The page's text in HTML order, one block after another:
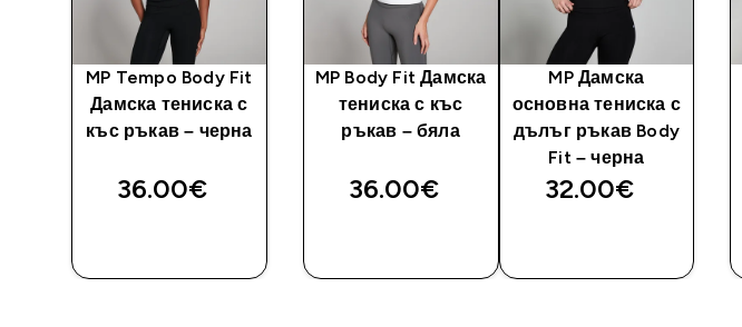
MP Tempo Body Fit
Дамска тениска с
къс ръкав – черна
36.00€‎
MP Body Fit Дамска
тениска с къс
ръкав – бяла
36.00€‎
MP Дамска
основна тениска с
дълъг ръкав Body
Fit – черна
32.00€‎